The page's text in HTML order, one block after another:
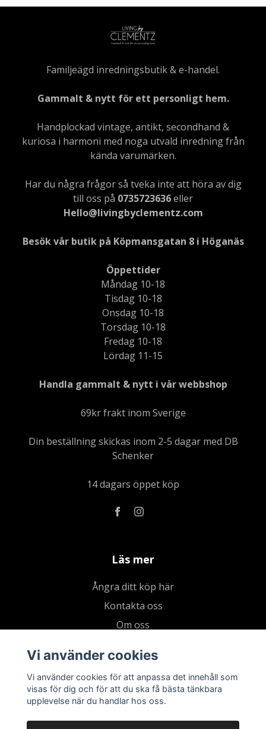
Familjeägd inredningsbutik & e-handel.
Gammalt & nytt för ett personligt hem.
Handplockad vintage, antikt, secondhand &
kuriosa i harmoni med noga utvald inredning från
kända varumärken.
Har du några frågor så tveka inte att höra av dig
till oss på 0735723636eller
Hello@livingbyclementz.com
Besök vår butik på Köpmansgatan 8 i Höganäs
Öppettider
Måndag 10-18
Tisdag 10-18
Onsdag 10-18
Torsdag 10-18
Fredag 10-18
Lördag 11-15
Handla gammalt & nytt i vår webbshop
69kr frakt inom Sverige
Din beställning skickas inom 2-5 dagar med DB
Schenker
14 dagars öppet köp
Läs mer
Ångra ditt köp här
Kontakta oss
Om oss
Kundklubb
Presentkort
Vi använder cookies
Vi använder cookies för att anpassa det innehåll som
visas för dig och för att du ska få bästa tänkbara
upplevelse när du handlar hos oss.